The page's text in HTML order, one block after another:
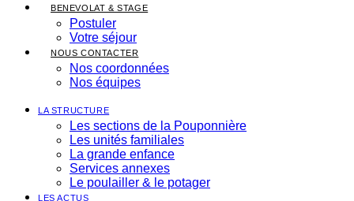
BENEVOLAT & STAGE
Postuler
Votre séjour
NOUS CONTACTER
Nos coordonnées
Nos équipes
LA STRUCTURE
Les sections de la Pouponnière
Les unités familiales
La grande enfance
Services annexes
Le poulailler & le potager
LES ACTUS